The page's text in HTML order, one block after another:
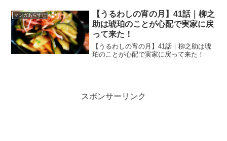
マンガあらすじ
【うるわしの宵の月】41話｜柳之
助は琥珀のことが心配で実家に戻
って来た！
【うるわしの宵の月】41話｜柳之助は琥
珀のことが心配で実家に戻って来た！
スポンサーリンク